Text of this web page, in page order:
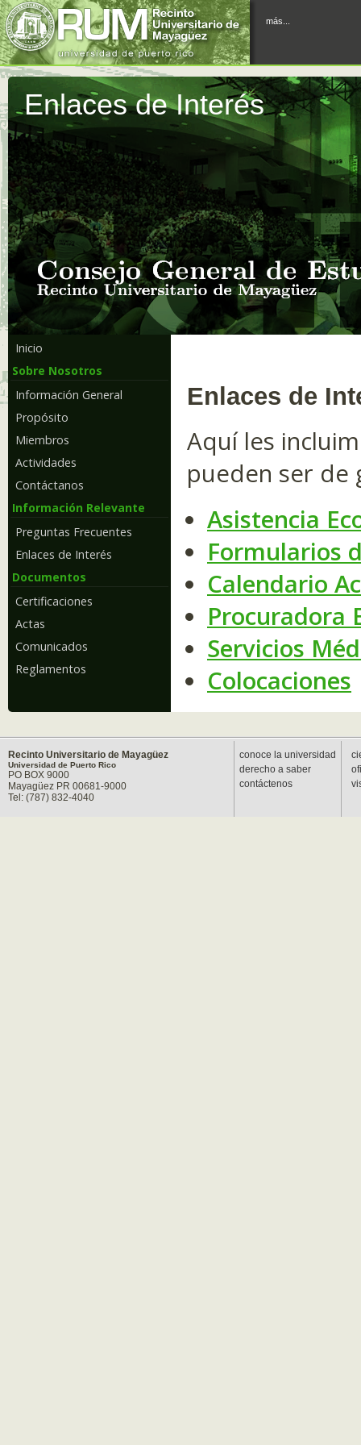
más...
Enlaces de Interés
Inicio
Sobre Nosotros
Información General
Propósito
Miembros
Actividades
Contáctanos
Información Relevante
Preguntas Frecuentes
Enlaces de Interés
Documentos
Certificaciones
Actas
Comunicados
Reglamentos
Enlaces de
Aquí les
pueden ser de
Asistencia
Formularios
Calendario
Procuradora
Servicios
Colocaciones
Recinto Universitario de Mayagüez
Universidad de Puerto Rico
PO BOX 9000
Mayagüez PR 00681-9000
Tel: (787) 832-4040
conoce la universidad
derecho a saber
contáctenos